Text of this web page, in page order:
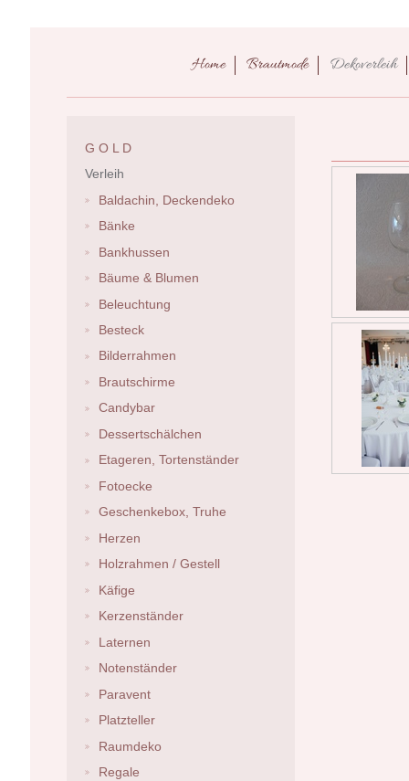
Home Brautmode Dekoverleih
G O L D
Verleih
Baldachin, Deckendeko
Bänke
Bankhussen
Bäume & Blumen
Beleuchtung
Besteck
Bilderrahmen
Brautschirme
Candybar
Dessertschälchen
Etageren, Tortenständer
Fotoecke
Geschenkebox, Truhe
Herzen
Holzrahmen / Gestell
Käfige
Kerzenständer
Laternen
Notenständer
Paravent
Platzteller
Raumdeko
Regale